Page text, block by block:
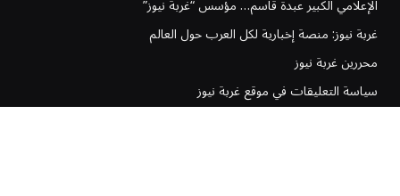
الإعلامي الكبير عبدة قاسم… مؤسس “غربة نيوز”
غربة نيوز: منصة إخبارية لكل العرب حول العالم
محررين غربة نيوز
سياسة التعليقات في موقع غربة نيوز